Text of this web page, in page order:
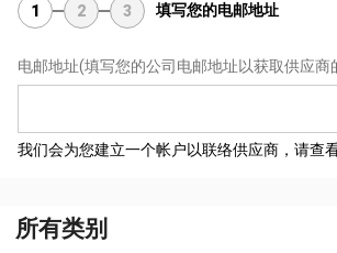
1 2 3 填写您的电邮地址
电邮地址(填写您的公司电邮地址以获取供应商
我们会为您建立一个帐户以联络供应商，请查
所有类别